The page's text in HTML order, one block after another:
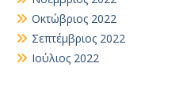
Οκτώβριος 2022
Σεπτέμβριος 2022
Ιούλιος 2022